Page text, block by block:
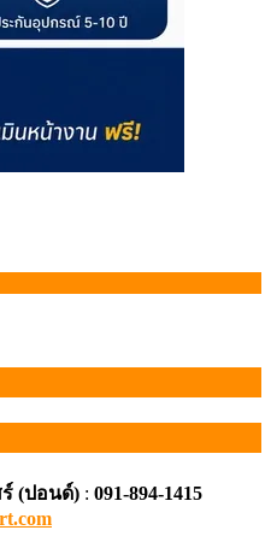
(ปอนด์) : 091-894-1415